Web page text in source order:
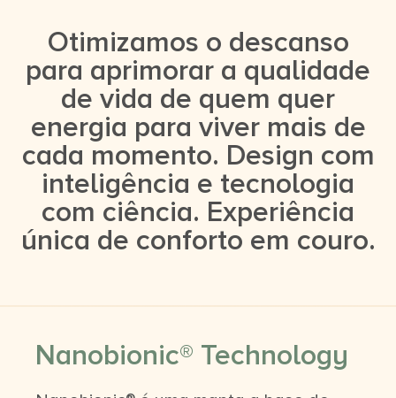
Otimizamos o descanso
para aprimorar a qualidade
de vida de quem quer
energia para viver mais de
cada momento. Design com
inteligência e tecnologia
com ciência. Experiência
única de conforto em couro.
Nanobionic® Technology